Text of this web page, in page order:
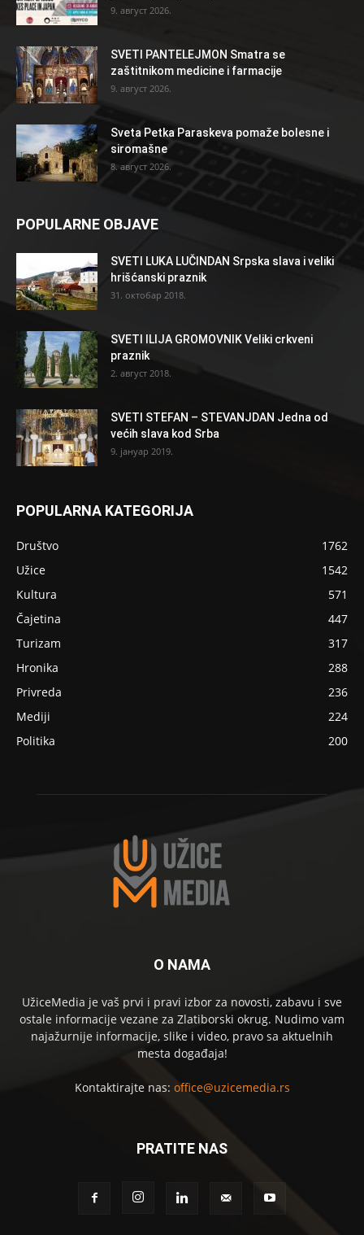
9. август 2026.
SVETI PANTELEJMON Smatra se
zaštitnikom medicine i farmacije
9. август 2026.
Sveta Petka Paraskeva pomaže bolesne i
siromašne
8. август 2026.
POPULARNE OBJAVE
SVETI LUKA LUČINDAN Srpska slava i veliki
hrišćanski praznik
31. октобар 2018.
SVETI ILIJA GROMOVNIK Veliki crkveni
praznik
2. август 2018.
SVETI STEFAN – STEVANJDAN Jedna od
većih slava kod Srba
9. јануар 2019.
POPULARNA KATEGORIJA
Društvo
1762
Užice
1542
Kultura
571
Čajetina
447
Turizam
317
Hronika
288
Privreda
236
Mediji
224
Politika
200
O NAMA
UžiceMedia je vaš prvi i pravi izbor za novosti, zabavu i sve
ostale informacije vezane za Zlatiborski okrug. Nudimo vam
najažurnije informacije, slike i video, pravo sa aktuelnih
mesta događaja!
Kontaktirajte nas: office@uzicemedia.rs
PRATITE NAS